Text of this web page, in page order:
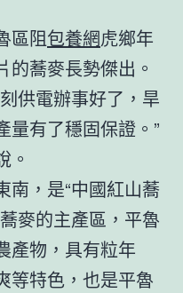
區阻包養網虎鄉年
的蕎麥長勢傑出。
供電辦事好了，旱
量有了穩固保證。”
。
，是“中國紅山蕎
麥的主產區，平魯
產物，具有粒年
等特色，也是平魯